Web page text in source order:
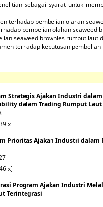
sebagai syarat untuk
terhadap pembelian olahan
pembelian olahan seaweed
seaweed brownies rumput laut
terhadap keputusan
Strategis Ajakan Industri
dalam Trading Rumput Laut
x]
Prioritas Ajakan Industri dalam
x]
Program Ajakan Industri
Terintegrasi